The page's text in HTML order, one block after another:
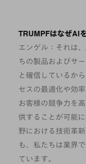
TRUMPFはなぜAI
エンゲル：それは
ちの製品およびサ
と確信しているか
セスの最適化や効
お客様の競争力を
供することが可能
野における技術革
も、私たちは業界
ています。